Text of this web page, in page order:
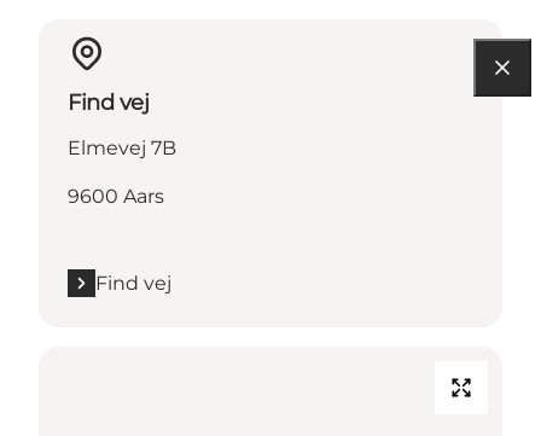
Find vej
Elmevej 7B
9600 Aars
Find vej